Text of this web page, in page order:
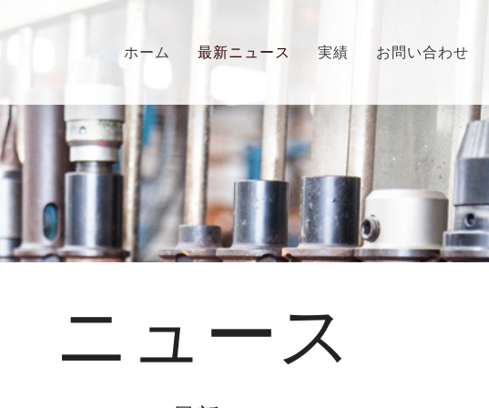
ホーム 最新ニュース 実績 お問い合わせ
ニュース